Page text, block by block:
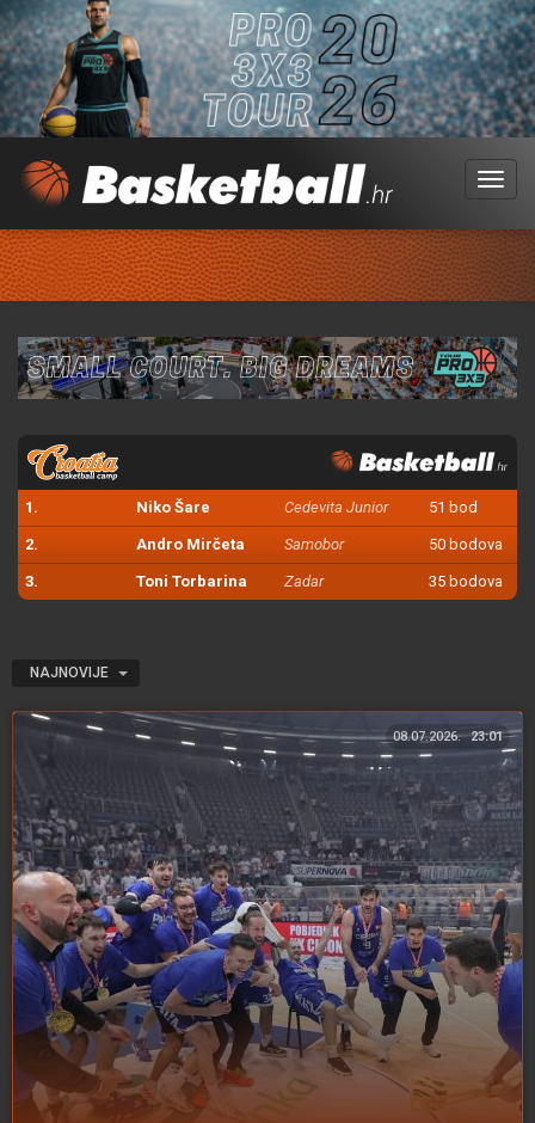
Menu
1. Niko Šare Cedevita Junior 51 bod
2. Andro Mirčeta Samobor 50 bodova
3. Toni Torbarina Zadar 35 bodova
NAJNOVIJE
08.07.2026. 23:01